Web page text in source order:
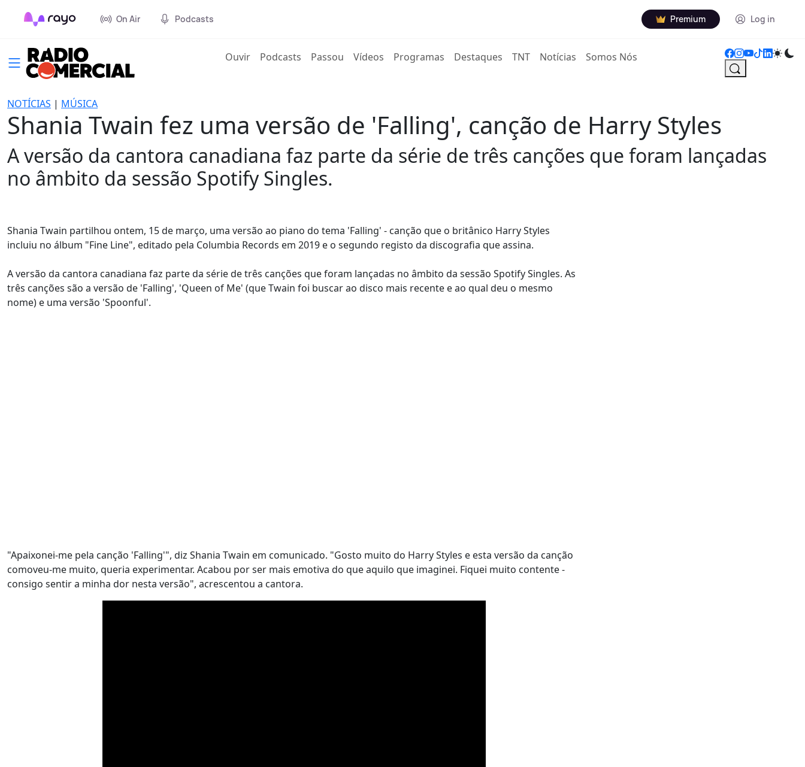
On Air Podcasts Premium Log in
Ouvir(current)
Podcasts Passou Vídeos Programas Destaques TNT Notícias Somos Nós
NOTÍCIAS | MÚSICA
Shania Twain fez uma versão de 'Falling', canção de Harry Styles
A versão da cantora canadiana faz parte da série de três canções que foram lançadas
no âmbito da sessão Spotify Singles.
Shania Twain partilhou ontem, 15 de março, uma versão ao piano do tema 'Falling' - canção que o britânico Harry Styles
incluiu no álbum "Fine Line", editado pela Columbia Records em 2019 e o segundo registo da discografia que assina.
A versão da cantora canadiana faz parte da série de três canções que foram lançadas no âmbito da sessão Spotify Singles. As
três canções são a versão de 'Falling', 'Queen of Me' (que Twain foi buscar ao disco mais recente e ao qual deu o mesmo
nome) e uma versão 'Spoonful'.
"Apaixonei-me pela canção 'Falling'", diz Shania Twain em comunicado. "Gosto muito do Harry Styles e esta versão da canção
comoveu-me muito, queria experimentar. Acabou por ser mais emotiva do que aquilo que imaginei. Fiquei muito contente -
consigo sentir a minha dor nesta versão", acrescentou a cantora.